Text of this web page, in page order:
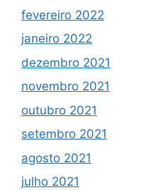
fevereiro 2022
janeiro 2022
dezembro 2021
novembro 2021
outubro 2021
setembro 2021
agosto 2021
julho 2021